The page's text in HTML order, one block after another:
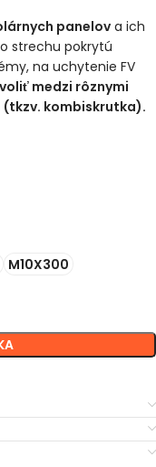
panelov a ich
strechu pokrytú
na uchytenie FV
medzi rôznymi
kombiskrutka).
M10X300